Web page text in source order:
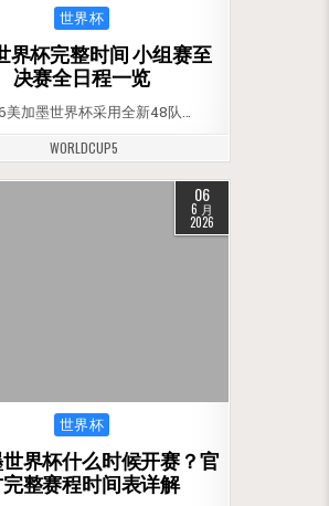
Posted in
世界杯
界杯完整时间 小组赛至
决赛全日程一览
美加墨世界杯采用全新48队…
WORLDCUP5
06
6 月
2026
Posted in
世界杯
界杯什么时候开赛？官
整赛程时间表详解